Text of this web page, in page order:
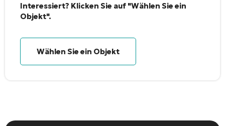
Interessiert? Klicken Sie auf "Wählen Sie ein
Objekt".
Wählen Sie ein Objekt